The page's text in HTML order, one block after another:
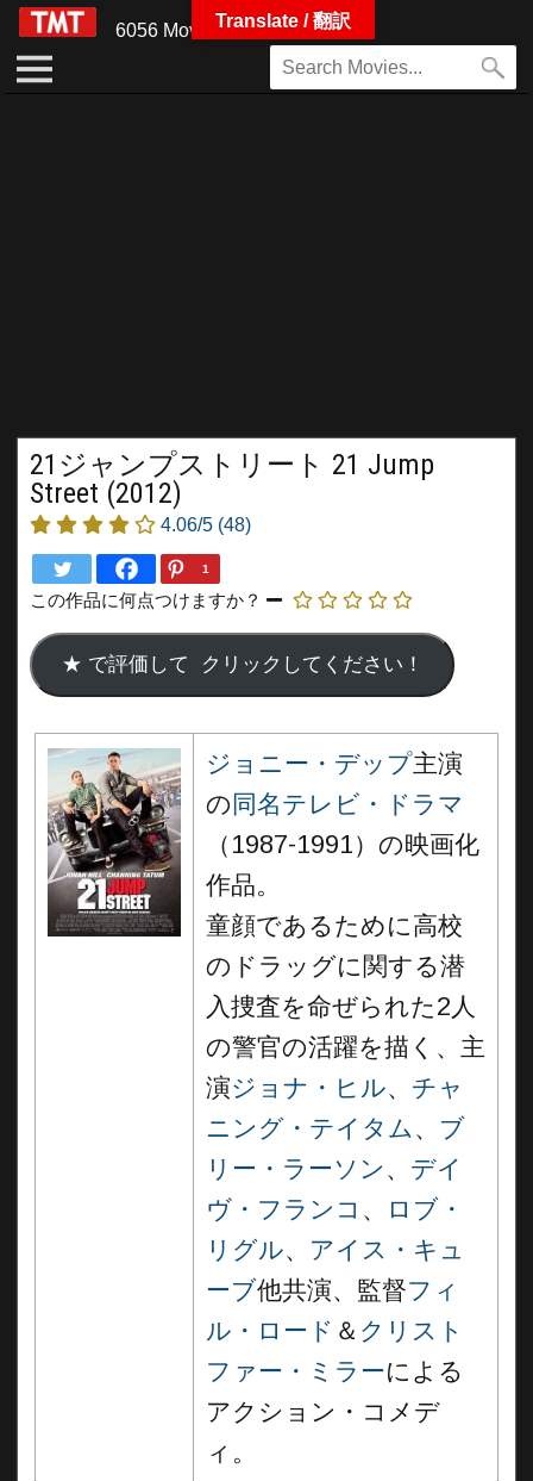
6056 Movies
21ジャンプストリート 21 Jump
Street (2012)
4.06/5 (48)
1
この作品に何点つけますか？
ジョニー・デップ主演
の 同名テレビ・ドラマ
（1987-1991）の映画化
作品。
童顔であるために高校
のドラッグに関する潜
入捜査を命ぜられた2人
の警官の活躍を描く、主
演ジョナ・ヒル、 チャ
ニング・テイタム、 ブ
リー・ラーソン 、 デイ
ヴ・フランコ 、
ロブ・
リグル、 アイス・キュ
ーブ他共演、監督フィ
ル・ロード ＆ クリスト
ファー・ミラーによる
アクション・コメデ
ィ。
Translate / 翻訳